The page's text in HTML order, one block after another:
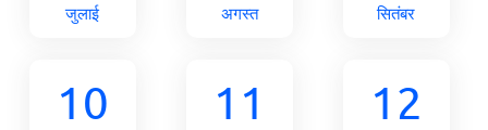
जुलाई अगस्त सितंबर
10 11 12